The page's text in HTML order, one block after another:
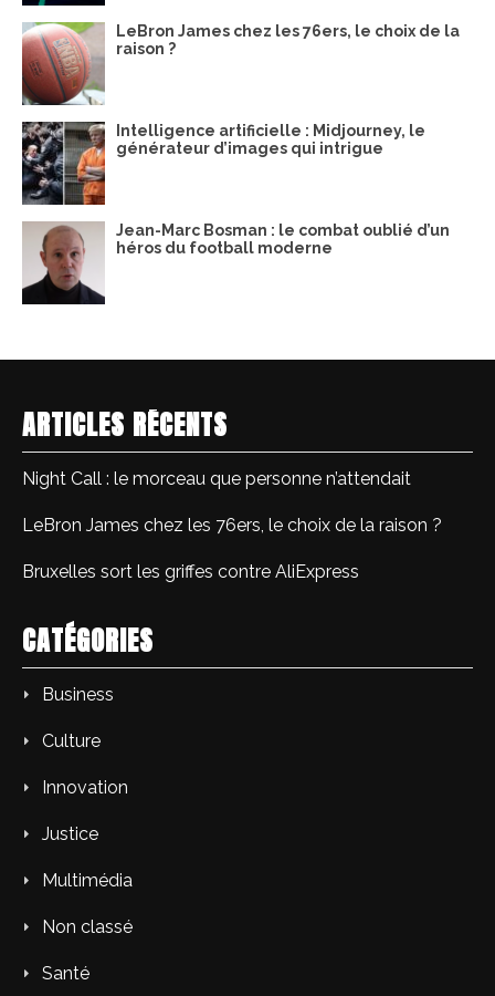
LeBron James chez les 76ers, le choix de la
raison ?
Intelligence artificielle : Midjourney, le
générateur d’images qui intrigue
Jean-Marc Bosman : le combat oublié d’un
héros du football moderne
ARTICLES RÉCENTS
Night Call : le morceau que personne n’attendait
LeBron James chez les 76ers, le choix de la raison ?
Bruxelles sort les griffes contre AliExpress
CATÉGORIES
Business
Culture
Innovation
Justice
Multimédia
Non classé
Santé